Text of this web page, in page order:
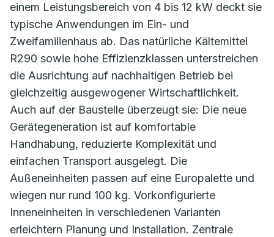
einem Leistungsbereich von 4 bis 12 kW deckt sie
typische Anwendungen im Ein- und
Zweifamilienhaus ab. Das natürliche Kältemittel
R290 sowie hohe Effizienzklassen unterstreichen
die Ausrichtung auf nachhaltigen Betrieb bei
gleichzeitig ausgewogener Wirtschaftlichkeit.
Auch auf der Baustelle überzeugt sie: Die neue
Gerätegeneration ist auf komfortable
Handhabung, reduzierte Komplexität und
einfachen Transport ausgelegt. Die
Außeneinheiten passen auf eine Europalette und
wiegen nur rund 100 kg. Vorkonfigurierte
Inneneinheiten in verschiedenen Varianten
erleichtern Planung und Installation. Zentrale